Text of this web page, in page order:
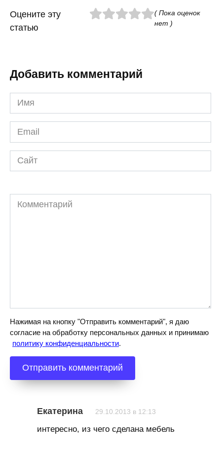
Оцените эту
статью
( Пока оценок
нет )
Добавить комментарий
Имя
*
Email
*
Сайт
Комментарий
Нажимая на кнопку "Отправить комментарий", я даю
согласие на обработку персональных данных и принимаю
политику конфиденциальности.
Екатерина 29.10.2013 в 12:13
интересно, из чего сделана мебель